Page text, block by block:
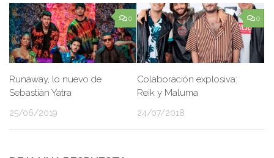
0
Runaway, lo nuevo de
Sebastián Yatra
25/06/2019
0
Colaboración explosiva:
Reik y Maluma
24/07/2018